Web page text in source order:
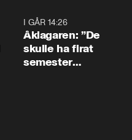
I GÅR 14:26
Åklagaren: ”De
skulle ha firat
semester